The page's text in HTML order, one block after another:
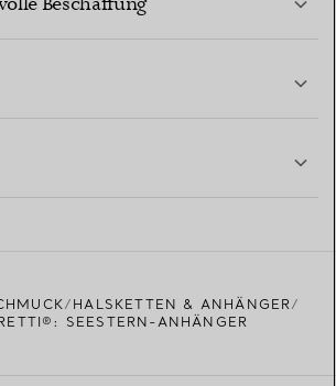
HALSKETTEN & ANHÄNGER
SEESTERN-ANHÄNGER